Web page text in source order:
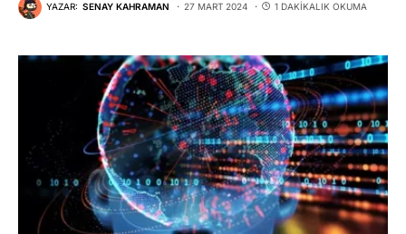
YAZAR: SENAY KAHRAMAN 27 MART 2024 1 DAKIKALIK OKUMA